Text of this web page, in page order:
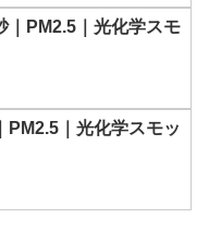
｜PM2.5｜光化学スモ
PM2.5｜光化学スモッ